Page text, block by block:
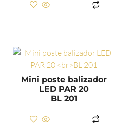
Mini poste balizador
LED PAR 20
BL 201